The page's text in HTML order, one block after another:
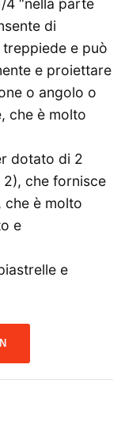
4 “nella parte
di
treppiede e può
e proiettare
o angolo o
che è molto
dotato di 2
che fornisce
che è molto
e
e